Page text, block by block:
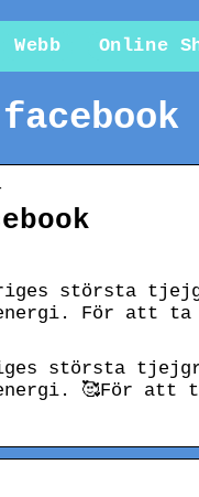
Webb Online
största
För att ta
största
🥰För att